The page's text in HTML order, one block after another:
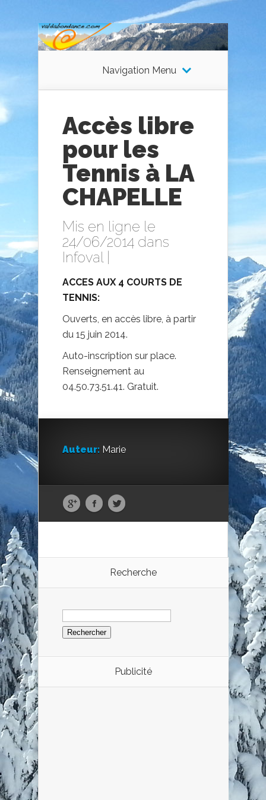
Navigation Menu
Accès libre
pour les
Tennis à LA
CHAPELLE
Mis en ligne le
24/06/2014 dans
Infoval
ACCES AUX 4 COURTS DE
TENNIS:
Ouverts, en accès libre, à partir
du 15 juin 2014.
Auto-inscription sur place.
Renseignement au
04.50.73.51.41. Gratuit.
Auteur: Marie
Recherche
Rechercher :
Publicité